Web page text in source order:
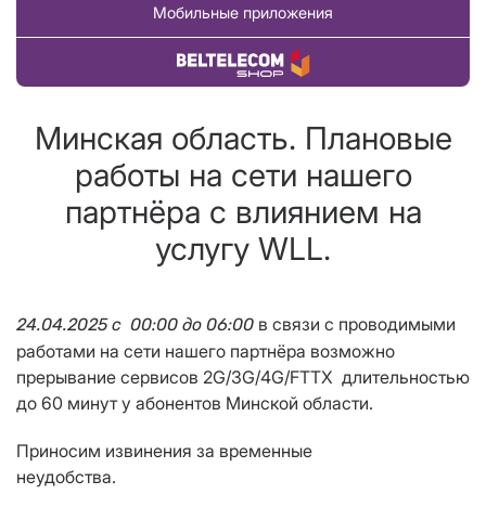
Мобильные приложения
Купить товар
Минская область. Плановые
работы на сети нашего
партнёра с влиянием на
услугу WLL.
24.04.2025 с 00:00 до 06:00 в связи с проводимыми
работами на сети нашего партнёра возможно
прерывание сервисов 2G/3G/4G/FTTX длительностью
до 60 минут у абонентов Минской области.
Приносим извинения за временные
неудобства.